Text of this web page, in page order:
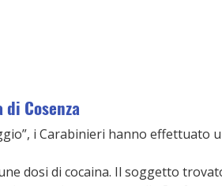
Cosenza
i Carabinieri hanno effettuato
dosi di cocaina. Il soggetto